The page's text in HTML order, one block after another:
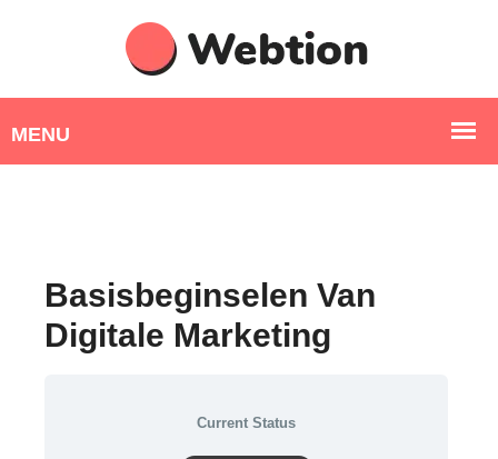
Basisbeginselen Van
Digitale Marketing
Current Status